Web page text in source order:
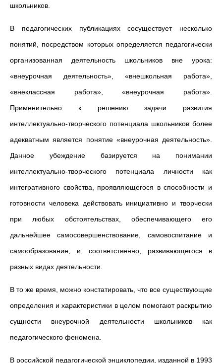
школьников.
В педагогических публикациях сосуществует несколько
понятий, посредством которых определяется педагогически
организованная деятельность школьников вне урока:
«внеурочная деятельность», «внешкольная работа»,
«внеклассная работа», «внеурочная работа».
Применительно к решению задачи развития
интеллектуально-творческого потенциала школьников более
адекватным является понятие «внеурочная деятельность».
Данное убеждение базируется на понимании
интеллектуально-творческого потенциала личности как
интегративного свойства, проявляющегося в способности и
готовности человека действовать инициативно и творчески
при любых обстоятельствах, обеспечивающего его
дальнейшее самосовершенствование, самовоспитание и
самообразование, и, соответственно, развивающегося в
разных видах деятельности.
В то же время, можно констатировать, что все существующие
определения и характеристики в целом помогают раскрытию
сущности внеурочной деятельности школьников как
педагогического феномена.
В российской педагогической энциклопедии, изданной в 1993